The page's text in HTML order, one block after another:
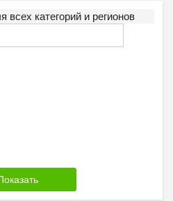
всех категорий и регионов